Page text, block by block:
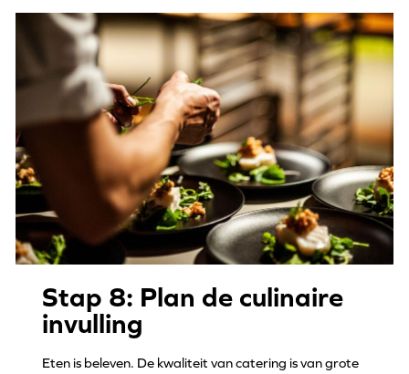
Stap 8: Plan de culinaire
invulling
Eten is beleven. De kwaliteit van catering is van grote